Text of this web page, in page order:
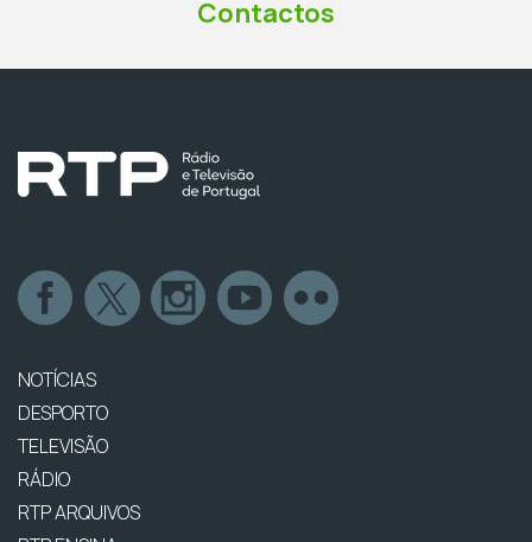
Contactos
NOTÍCIAS
DESPORTO
TELEVISÃO
RÁDIO
RTP ARQUIVOS